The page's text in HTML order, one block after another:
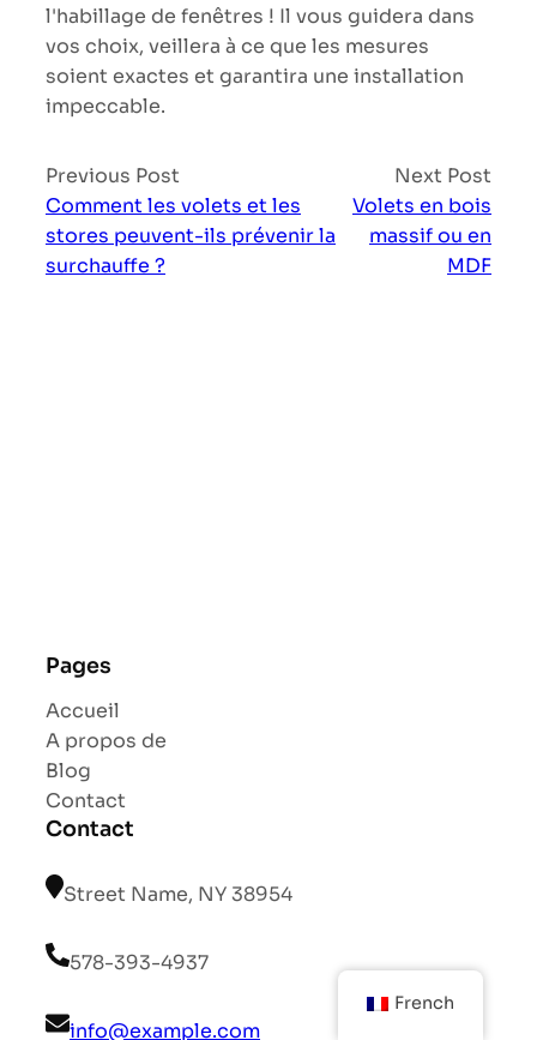
l'habillage de fenêtres ! Il vous guidera dans
vos choix, veillera à ce que les mesures
soient exactes et garantira une installation
impeccable.
Previous Post
Comment les volets et les
stores peuvent-ils prévenir la
surchauffe ?
Next Post
Volets en bois
massif ou en
MDF
Pages
Accueil
A propos de
Blog
Contact
Contact
Street Name, NY 38954
578-393-4937
info@example.com
French